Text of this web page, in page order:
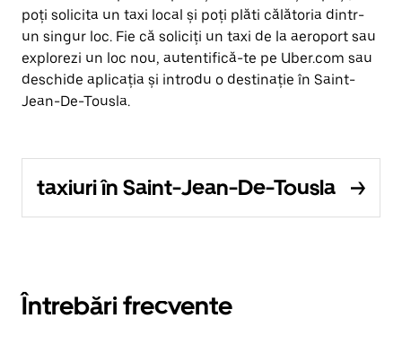
poți solicita un taxi local și poți plăti călătoria dintr-
un singur loc. Fie că soliciți un taxi de la aeroport sau
explorezi un loc nou, autentifică-te pe Uber.com sau
deschide aplicația și introdu o destinație în Saint-
Jean-De-Tousla.
taxiuri în Saint-Jean-De-Tousla
Întrebări frecvente